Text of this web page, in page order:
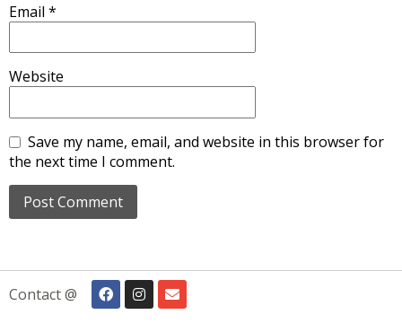
Email *
Website
Save my name, email, and website in this browser for
the next time I comment.
Contact @